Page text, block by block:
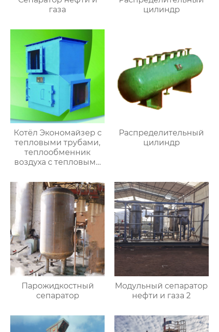
газа
цилиндр
Котёл Экономайзер с
тепловыми трубами,
теплообменник
воздуха с тепловыми
Распределительный
цилиндр
Парожидкостный
сепаратор
Модульный сепаратор
нефти и газа 2